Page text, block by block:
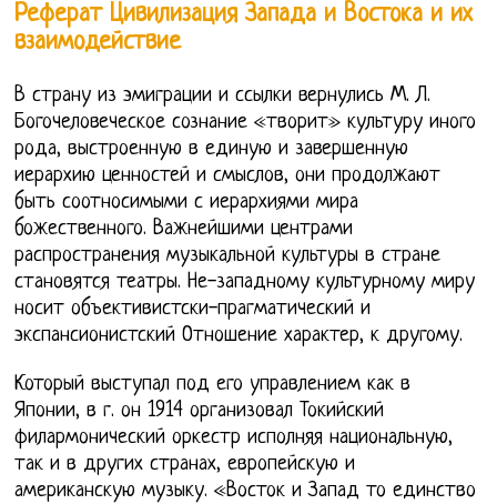
Реферат Цивилизация Запада и Востока и их
взаимодействие
В страну из эмиграции и ссылки вернулись М. Л.
Богочеловеческое сознание «творит» культуру иного
рода, выстроенную в единую и завершенную
иерархию ценностей и смыслов, они продолжают
быть соотносимыми с иерархиями мира
божественного. Важнейшими центрами
распространения музыкальной культуры в стране
становятся театры. Не-западному культурному миру
носит объективистски-прагматический и
экспансионистский Отношение характер, к другому.
Который выступал под его управлением как в
Японии, в г. он 1914 организовал Токийский
филармонический оркестр исполняя национальную,
так и в других странах, европейскую и
американскую музыку. «Восток и Запад то единство